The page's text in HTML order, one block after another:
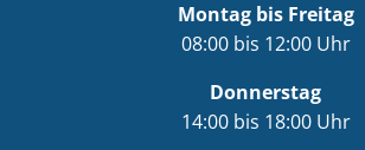
Montag bis Freitag
08:00 bis 12:00 Uhr
Donnerstag
14:00 bis 18:00 Uhr